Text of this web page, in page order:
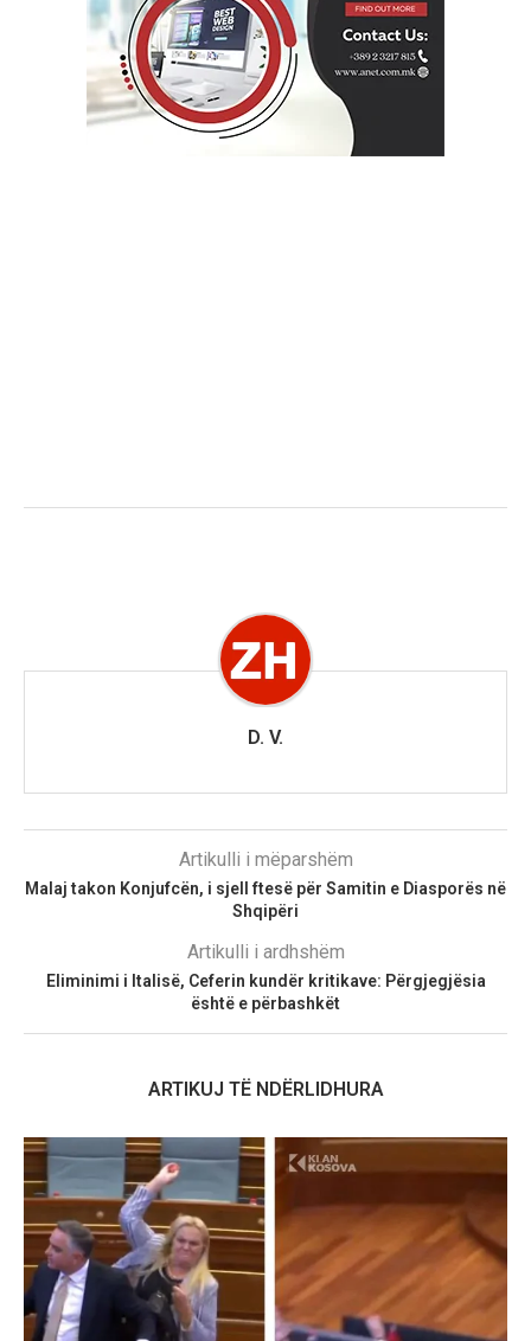
D. V.
Artikulli i mëparshëm
Malaj takon Konjufcën, i sjell ftesë për Samitin e Diasporës në
Shqipëri
Artikulli i ardhshëm
Eliminimi i Italisë, Ceferin kundër kritikave: Përgjegjësia
është e përbashkët
ARTIKUJ TË NDËRLIDHURA